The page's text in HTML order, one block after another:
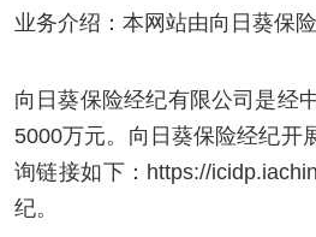
业务介绍：本网站由向日葵保
向日葵保险经纪有限公司是经
5000万元。向日葵保险经纪开
询链接如下： https://
纪。